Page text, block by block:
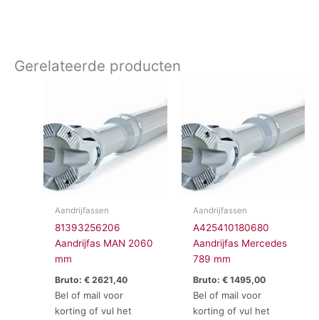
Gerelateerde producten
Aandrijfassen
81393256206
Aandrijfas MAN 2060
mm
Bruto:€ 2621,40
Bel of mail voor
korting of vul het
Aandrijfassen
A425410180680
Aandrijfas Mercedes
789 mm
Bruto: €1495,00
Bel of mail voor
korting of vul het